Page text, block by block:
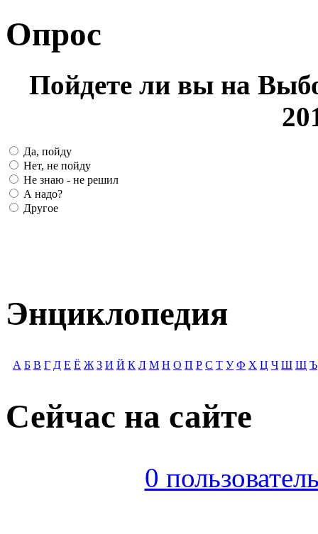
Опрос
Пойдете ли вы на
Да, пойду
Нет, не пойду
Не знаю - не решил
А надо?
Другое
Энциклопедия
А Б В Г Д Е Ё Ж З И Й К Л М Н О П Р С Т У Ф Х Ц Ч Ш Щ Ъ
Сейчас на сайте
0